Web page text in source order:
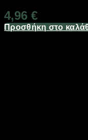
4,96 €
Προσθήκη στο